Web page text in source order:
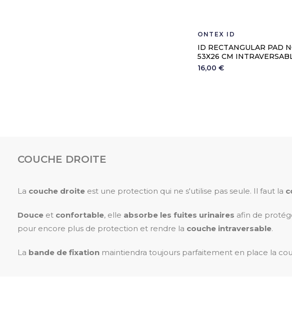
ONTEX ID
ID RECTANGULAR PAD
53X26 CM
16,00 €
COUCHE DROITE
La couche droite est une protection qui ne s'utilise pas seule. Il faut la
Douce et confortable, elle absorbe les fuites urinaires afin de
pour encore plus de protection et rendre la couche intraversable.
La bande de fixation maintiendra toujours parfaitement en place la